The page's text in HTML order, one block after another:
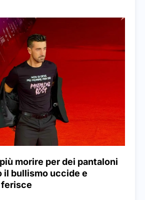
morire per dei pantaloni
il bullismo uccide e
ferisce